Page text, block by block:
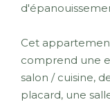
Cet
comprend une
salon / cuisine,
placard, une